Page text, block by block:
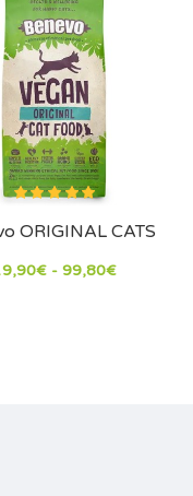
ORIGINAL CATS
- 99,80€